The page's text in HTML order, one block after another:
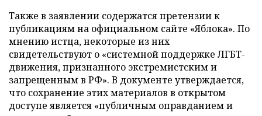
Также в заявлении содержатся претензии к
публикациям на официальном сайте «Яблока». По
мнению истца, некоторые из них
свидетельствуют о «системной поддержке ЛГБТ-
движения, признанного экстремистским и
запрещенным в РФ». В документе утверждается,
что сохранение этих материалов в открытом
доступе является «публичным оправданием и